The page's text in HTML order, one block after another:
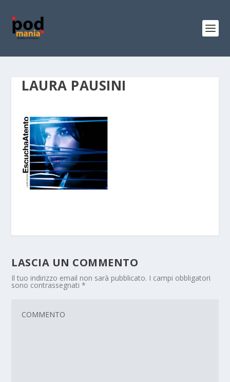
LAURA PAUSINI
LASCIA UN COMMENTO
Il tuo indirizzo email non sarà pubblicato. I campi obbligatori
sono contrassegnati*